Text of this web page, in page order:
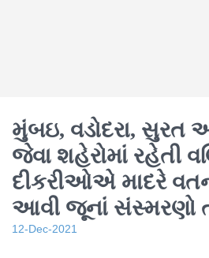
મુંબઇ, વડોદરા, સુરત
જેવા શહેરોમાં રહેતી
દીકરીઓએ માદરે
આવી જૂનાં સંસ્મરણો
12-Dec-2021